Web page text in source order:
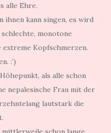
alle Ehre.
ihnen kann singen, es wird
monotone
extreme Kopfschmerzen.
:’)
als alle schon
nepalesische Frau mit der
lautstark die